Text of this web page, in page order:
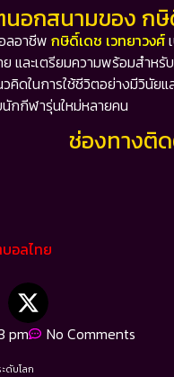
อกสนามของ กษิ
อาชีพ กษิดิ์เดช เวทยาวงศ์
และเตรียมความพร้อมสำห
คิดในการใช้ชีวิตอย่างมีวินัย
กกีฬารุ่นใหม่หลายคน
ช่องทางติ
อลไทย
pm No Comments
ดับโลก